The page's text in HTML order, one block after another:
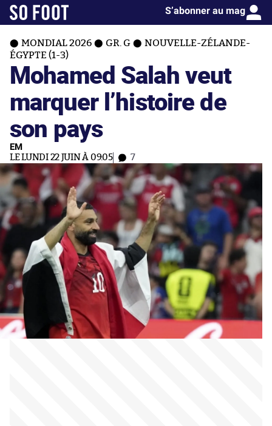
S’abonner au mag
MONDIAL 2026 GR. G
NOUVELLE-ZÉLANDE-
ÉGYPTE (1-3)
Mohamed Salah veut
marquer l’histoire de
son pays
EM
LE LUNDI 22 JUIN À 09:05 7